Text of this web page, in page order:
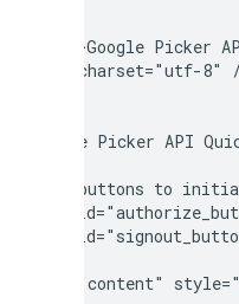
<title>Google Picker
<meta charset="utf-8"
<p>Google Picker API
<!--Add buttons to
<button
<button